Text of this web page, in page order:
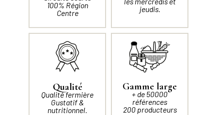
100% Région
Centre
jeudis.
Qualité
Qualité fermière
Gustatif &
nutritionnel.
Gamme large
+ de 50000
références
200 producteurs